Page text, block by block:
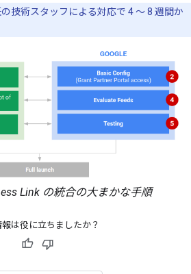
技術スタッフによる対応で 4 ～ 8 週間か
Link の統合の大まかな手順
報は役に立ちましたか？